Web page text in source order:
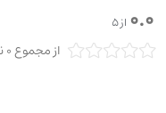
0.0 از 5
از مجموع 0 نظر